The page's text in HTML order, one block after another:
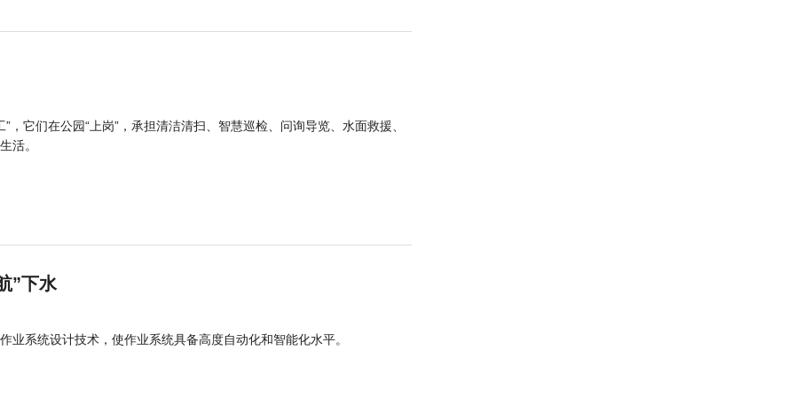
它们在公园“上岗”，承担清洁清扫、智慧巡检、问询导览、水面救援、
活。
”下水
系统设计技术，使作业系统具备高度自动化和智能化水平。